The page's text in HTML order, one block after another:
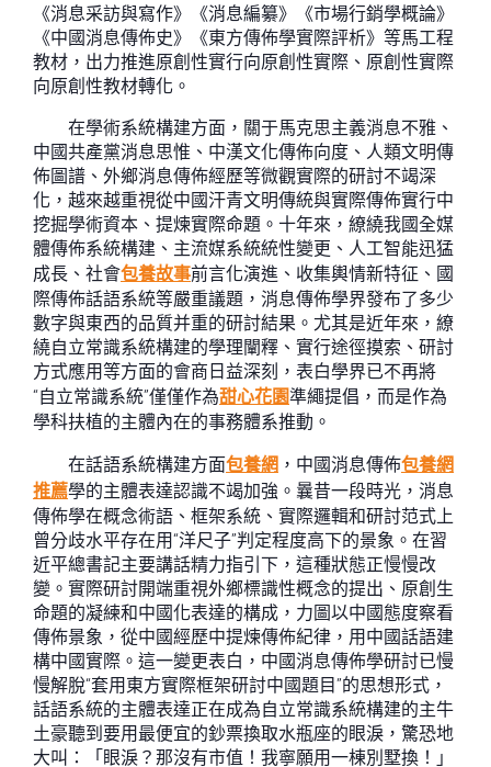
《消息采訪與寫作》《消息編纂》《市場行銷學概論》
《中國消息傳佈史》《東方傳佈學實際評析》等馬工程
教材，出力推進原創性實行向原創性實際、原創性實際
向原創性教材轉化。
在學術系統構建方面，關于馬克思主義消息不雅、
中國共產黨消息思惟、中漢文化傳佈向度、人類文明傳
佈圖譜、外鄉消息傳佈經歷等微觀實際的研討不竭深
化，越來越重視從中國汗青文明傳統與實際傳佈實行中
挖掘學術資本、提煉實際命題。十年來，繚繞我國全媒
體傳佈系統構建、主流媒系統統性變更、人工智能迅猛
成長、社會包養故事前言化演進、收集輿情新特征、國
際傳佈話語系統等嚴重議題，消息傳佈學界發布了多少
數字與東西的品質并重的研討結果。尤其是近年來，繚
繞自立常識系統構建的學理闡釋、實行途徑摸索、研討
方式應用等方面的會商日益深刻，表白學界已不再將
“自立常識系統”僅僅作為甜心花園準繩提倡，而是作為
學科扶植的主體內在的事務體系推動。
在話語系統構建方面包養網 ，中國消息傳佈包養網
推薦學的主體表達認識不竭加強。曩昔一段時光，消息
傳佈學在概念術語、框架系統、實際邏輯和研討范式上
曾分歧水平存在用“洋尺子”判定程度高下的景象。在習
近平總書記主要講話精力指引下，這種狀態正慢慢改
變。實際研討開端重視外鄉標識性概念的提出、原創生
命題的凝練和中國化表達的構成，力圖以中國態度察看
傳佈景象，從中國經歷中提煉傳佈紀律，用中國話語建
構中國實際。這一變更表白，中國消息傳佈學研討已慢
慢解脫“套用東方實際框架研討中國題目”的思想形式，
話語系統的主體表達正在成為自立常識系統構建的主牛
土豪聽到要用最便宜的鈔票換取水瓶座的眼淚，驚恐地
大叫：「眼淚？那沒有市值！我寧願用一棟別墅換！」